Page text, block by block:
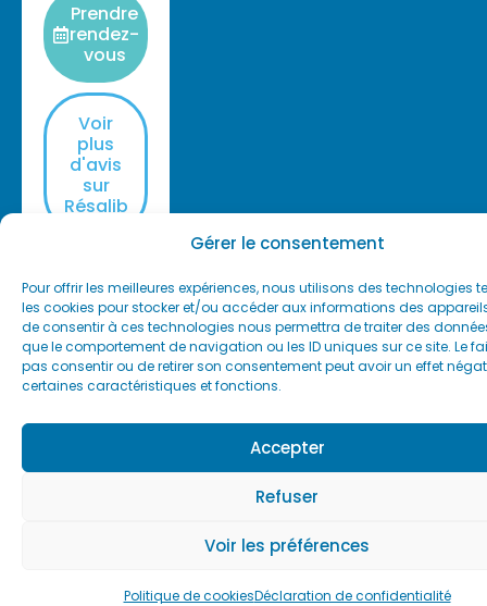
Gérer le consentement
Pour offrir les meilleures expériences, nous utilisons des technologies
les cookies pour stocker et/ou accéder aux informations des
de consentir à ces technologies nous permettra de traiter des
que le comportement de navigation ou les ID uniques sur ce site. Le
pas consentir ou de retirer son consentement peut avoir un effet
certaines caractéristiques et fonctions.
Accepter
Refuser
Voir les préférences
Politique de cookiesDéclaration de confidentialité
Prendre
rendez-
vous
Voir
plus
d'avis
sur
Résalib